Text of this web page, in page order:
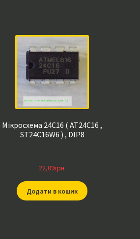
Мікросхема 24C16 ( AT24C16 ,
ST24C16W6 ) , DIP8
22,09грн.
Додати в кошик